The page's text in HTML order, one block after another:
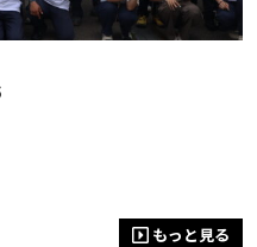
もっと見る